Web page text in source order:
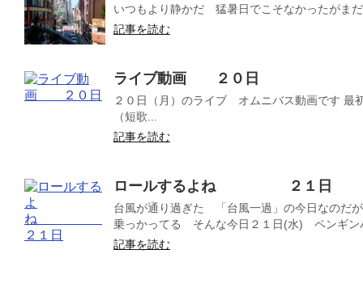
いつもより静かだ 猛暑日でこそなかったがま
記事を読む
ライブ動画 ２０日
２０日（月）のライブ オムニバス動画です 最
（短歌...
記事を読む
ロールするよね ２１日
台風が通り過ぎた 「台風一過」の今日なのだ
乗っかってる そんな今日２１日(水) ペンギン
記事を読む